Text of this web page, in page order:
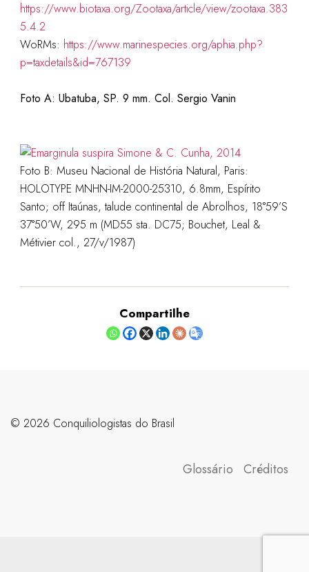
https://www.biotaxa.org/Zootaxa/article/view/zootaxa.383
5.4.2
WoRMs: https://www.marinespecies.org/aphia.php?
p=taxdetails&id=767139
Foto A: Ubatuba, SP. 9 mm. Col. Sergio Vanin
Foto B: Museu Nacional de História Natural, Paris:
HOLOTYPE MNHN-IM-2000-25310, 6.8mm, Espírito
Santo; off Itaúnas, talude continental de Abrolhos, 18°59’S
37°50’W, 295 m (MD55 sta. DC75; Bouchet, Leal &
Métivier col., 27/v/1987)
Compartilhe
©️ 2026 Conquiliologistas do Brasil
Glossário Créditos